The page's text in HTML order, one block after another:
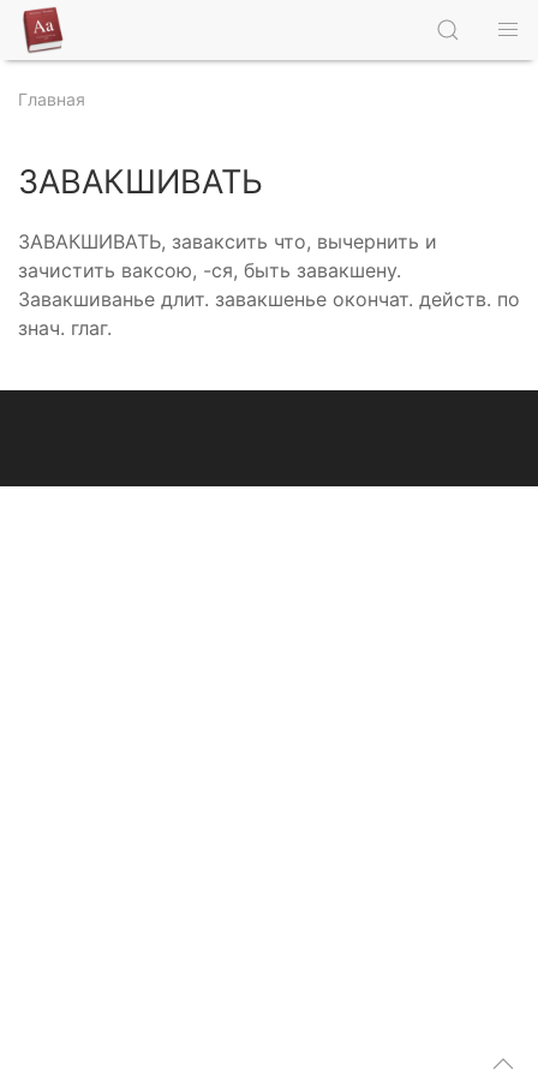
Главная
ЗАВАКШИВАТЬ
ЗАВАКШИВАТЬ, заваксить что, вычернить и
зачистить ваксою, -ся, быть завакшену.
Завакшиванье длит. завакшенье окончат. действ. по
знач. глаг.